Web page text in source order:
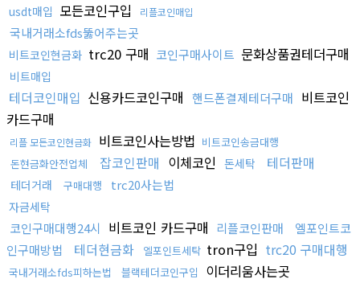
usdt매입 모든코인구입 리플코인매입
국내거래소fds뚫어주는곳
비트코인현금화 trc20 구매 코인구매사이트 문화상품권테더구매
비트매입
테더코인매입 신용카드코인구매 핸드폰결제테더구매 비트코인
카드구매
리플 모든코인현금화 비트코인사는방법 비트코인송금대행
돈현금화안전업체
잡코인판매 이체코인 돈세탁 테더판매
테더거래 구매대행 trc20사는법
자금세탁
코인구매대행24시 비트코인 카드구매 리플코인판매
엘포인트코
인구매방법
테더현금화 엘포인트세탁 tron구입 trc20 구매대행
국내거래소fds피하는법 블랙테더코인구입 이더리움사는곳